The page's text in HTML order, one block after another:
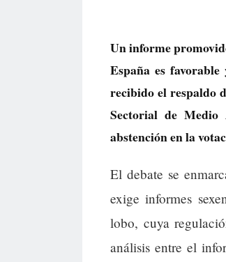
Un informe
España es
recibido el respaldo
Sectorial de
abstención en la
El debate se
exige informes
lobo, cuya
análisis entre el